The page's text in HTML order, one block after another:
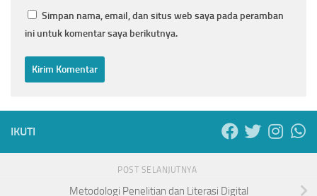
Simpan nama, email, dan situs web saya pada peramban
ini untuk komentar saya berikutnya.
IKUTI
POST SELANJUTNYA
Metodologi Penelitian dan Literasi Digital